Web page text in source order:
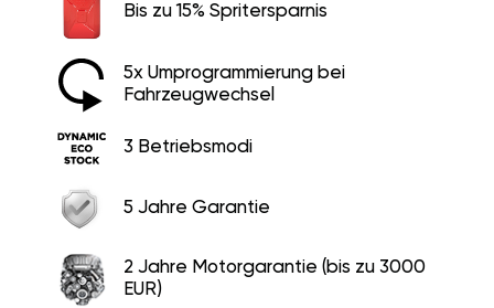
Bis zu 15% Spritersparnis
5x Umprogrammierung bei
Fahrzeugwechsel
3 Betriebsmodi
5 Jahre Garantie
2 Jahre Motorgarantie (bis zu 3000
EUR)